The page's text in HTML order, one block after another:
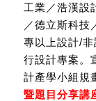
工業／浩漢設
／德立斯科技
專以上設計/非
行設計專案。
計產學小組規
暨題目分享講